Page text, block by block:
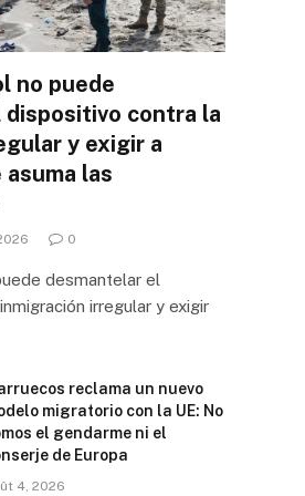
no puede
contra la
y exigir a
las
0
desmantelar el
irregular y exigir
reclama un nuevo
migratorio con la UE: No
el gendarme ni el
de Europa
4, 2026